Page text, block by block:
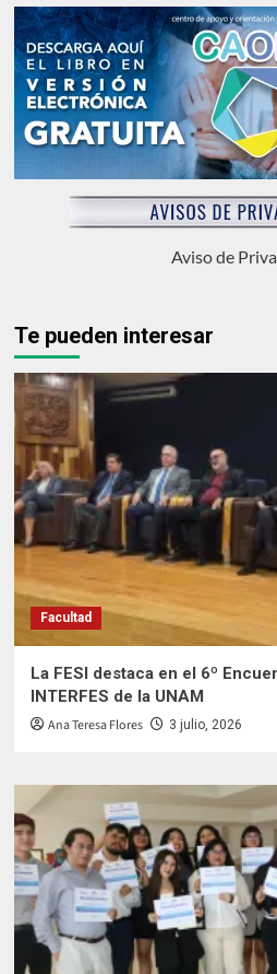
Aviso de
Te pueden interesar
Facultad
La FESI destaca en el 6º
INTERFES de la UNAM
Ana Teresa Flores 3 julio, 2026